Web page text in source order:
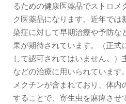
るための健康医薬品でストロメ
ク医薬品になります。近年では
染症に対して早期治療や予防な
果が期待されています。（正式
して認可されてはいません。）
などの治療に用いられています
メクチンが含まれており、体内
することで、寄生虫を麻痺させ